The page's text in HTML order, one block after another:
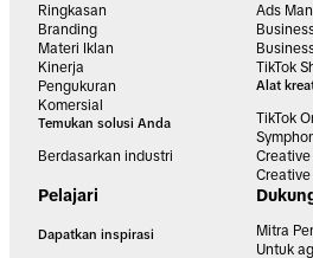
Ringkasan
Branding
Materi Iklan
Kinerja
Pengukuran
Komersial
Temukan solusi Anda
Berdasarkan industri
Ads
TikTok
Alat
TikTok
Pelajari
Dapatkan inspirasi
Mitra
Untuk